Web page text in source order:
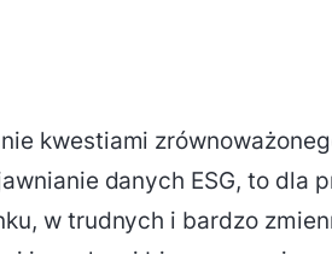
kwestiami
danych ESG, to dla
w trudnych i bardzo